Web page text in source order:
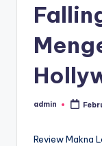
Posted
admin
Review Makna